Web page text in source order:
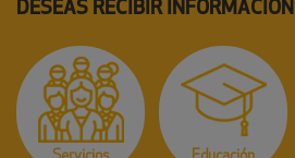
DESEAS RECIBIR INFORMACIÓN